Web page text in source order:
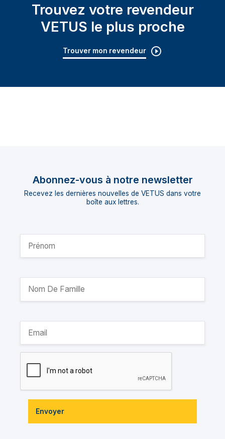
Trouvez votre revendeur
VETUS le plus proche
Trouver mon revendeur
Abonnez-vous à notre newsletter
Recevez les dernières nouvelles de VETUS dans votre
boîte aux lettres.
Envoyer